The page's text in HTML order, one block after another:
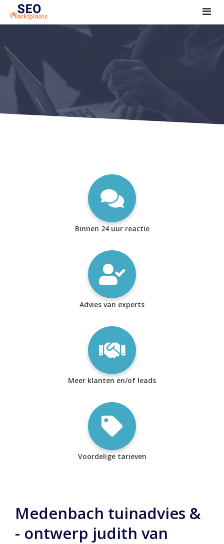
SEO tools reviews
Marketeer bij jou in de buurt?
Offerte
1. Seo voor beginners +
2. Onderzoeken +
Binnen 24 uur reactie
Advies van experts
Meer klanten en/of leads
Voordelige tarieven
Medenbach tuinadvies &
- ontwerp judith van